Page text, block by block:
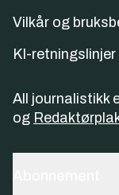
Vilkår og
KI-retningslinjer
All journalistikk
og